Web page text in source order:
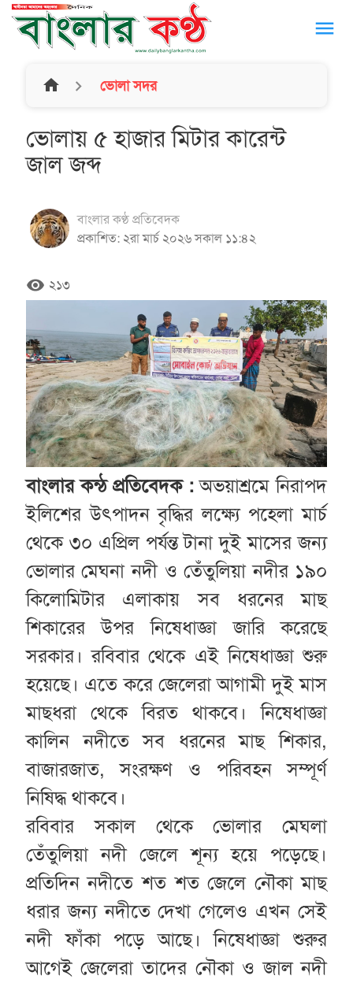
menu
home ভোলা সদর
ভোলায় ৫ হাজার মিটার কারেন্ট
জাল জব্দ
বাংলার কণ্ঠ প্রতিবেদক
প্রকাশিত: ২রা মার্চ ২০২৬ সকাল ১১:৪২
remove_red_eye ২১৩
বাংলার কন্ঠ প্রতিবেদক :অভয়াশ্রমে নিরাপদ
ইলিশের উৎপাদন বৃদ্ধির লক্ষ্যে পহেলা মার্চ
থেকে ৩০ এপ্রিল পর্যন্ত টানা দুই মাসের জন্য
ভোলার মেঘনা নদী ও তেঁতুলিয়া নদীর ১৯০
কিলোমিটার এলাকায় সব ধরনের মাছ
শিকারের উপর নিষেধাজ্ঞা জারি করেছে
সরকার। রবিবার থেকে এই নিষেধাজ্ঞা শুরু
হয়েছে। এতে করে জেলেরা আগামী দুই মাস
মাছধরা থেকে বিরত থাকবে। নিষেধাজ্ঞা
কালিন নদীতে সব ধরনের মাছ শিকার,
বাজারজাত, সংরক্ষণ ও পরিবহন সম্পূর্ণ
নিষিদ্ধ থাকবে।
রবিবার সকাল থেকে ভোলার মেঘলা
তেঁতুলিয়া নদী জেলে শূন্য হয়ে পড়েছে।
প্রতিদিন নদীতে শত শত জেলে নৌকা মাছ
ধরার জন্য নদীতে দেখা গেলেও এখন সেই
নদী ফাঁকা পড়ে আছে। নিষেধাজ্ঞা শুরুর
আগেই জেলেরা তাদের নৌকা ও জাল নদী